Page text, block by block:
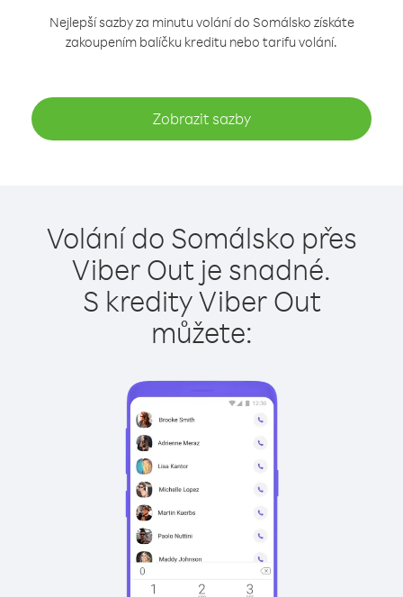
Nejlepší sazby za minutu volání do Somálsko získáte
zakoupením balíčku kreditu nebo tarifu volání.
Zobrazit sazby
Volání do Somálsko přes
Viber Out je snadné.
S kredity Viber Out
můžete: